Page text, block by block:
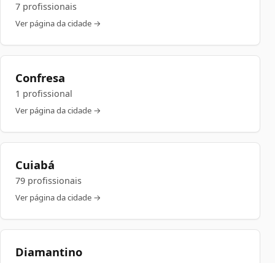
7 profissionais
Ver página da cidade →
Confresa
1 profissional
Ver página da cidade →
Cuiabá
79 profissionais
Ver página da cidade →
Diamantino